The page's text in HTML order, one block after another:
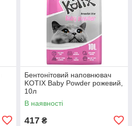
Бентонітовий наповнювач
KOTIX Baby Powder рожевий,
10л
В наявності
417 ₴